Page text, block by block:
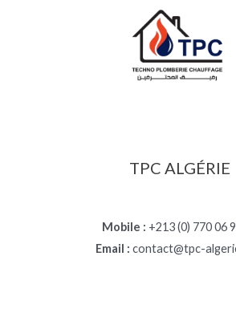
TPC ALGÉRIE
Mobile : +213 (0) 770 06
Email : contact@tpc-